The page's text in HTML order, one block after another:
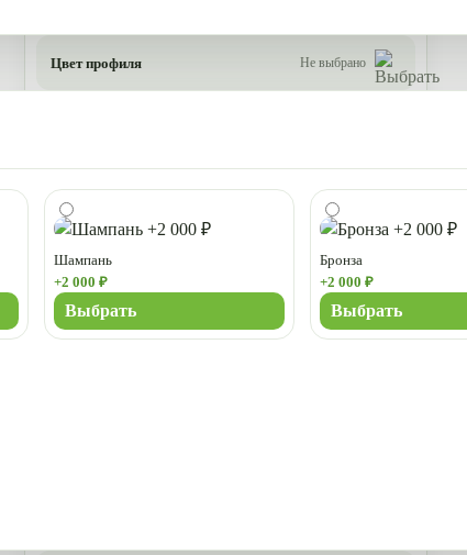
Цвет профиля Не выбрано
Шампань
+2 000 ₽
Выбрать
Бронза
+2 000 ₽
Выбрать